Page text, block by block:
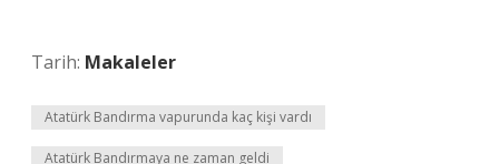
Tarih: Makaleler
Atatürk Bandırma vapurunda kaç kişi vardı
Atatürk Bandırmaya ne zaman geldi